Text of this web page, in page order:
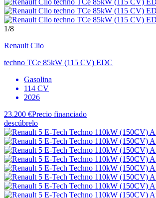
1/8
Renault Clio
techno TCe 85kW (115 CV) EDC
Gasolina
114 CV
2026
23.200 €Precio financiado
descúbrelo